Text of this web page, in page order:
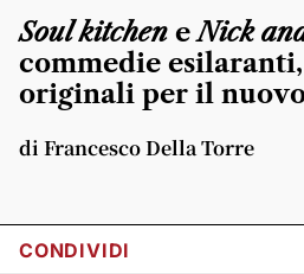
Soul kitchen eNick
commedie
originali per il
di Francesco Della Torre
CONDIVIDI